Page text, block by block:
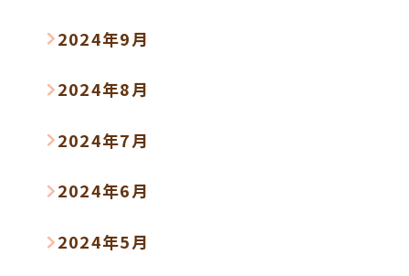
2024年9月
2024年8月
2024年7月
2024年6月
2024年5月